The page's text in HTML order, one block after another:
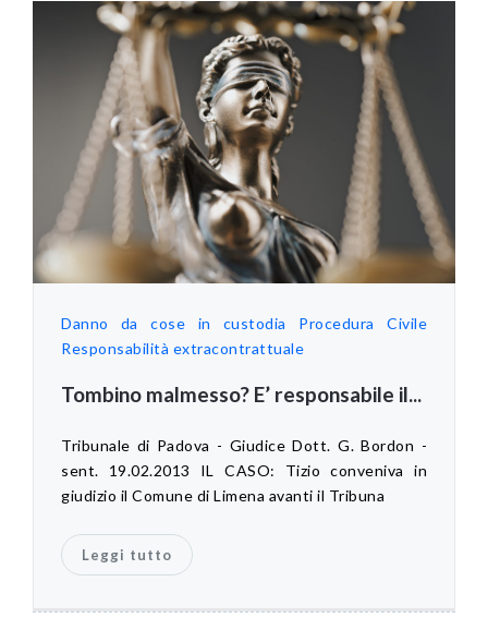
Danno da cose in custodia
Procedura Civile
Responsabilità extracontrattuale
Tombino malmesso? E’ responsabile il...
Tribunale di Padova - Giudice Dott. G. Bordon -
sent. 19.02.2013 IL CASO: Tizio conveniva in
giudizio il Comune di Limena avanti il Tribuna
Leggi tutto